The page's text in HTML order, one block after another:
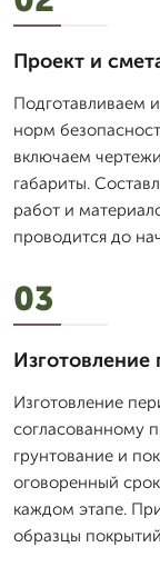
Проект и
Подготавливаем
норм
включаем
габариты.
работ и
проводится до
03
Изготовление
Изготовление
согласованному
грунтование и
оговоренный
каждом этапе.
образцы